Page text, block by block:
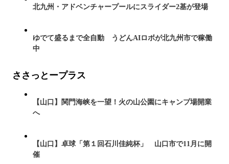
北九州・アドベンチャープールにスライダー2基が登場
ゆでて盛るまで全自動 うどんAIロボが北九州市で稼働
中
ささっとープラス
【山口】関門海峡を一望！火の山公園にキャンプ場開業
へ
【山口】卓球「第１回石川佳純杯」 山口市で11月に開
催